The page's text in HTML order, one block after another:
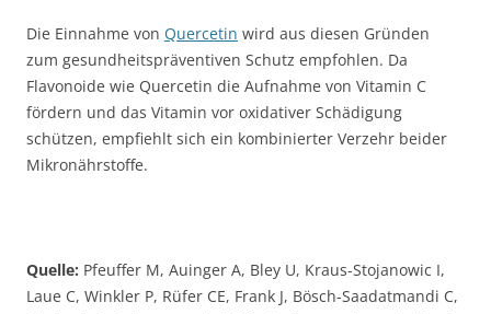
Die Einnahme von Quercetin wird aus diesen Gründen
zum gesundheitspräventiven Schutz empfohlen. Da
Flavonoide wie Quercetin die Aufnahme von Vitamin C
fördern und das Vitamin vor oxidativer Schädigung
schützen, empfiehlt sich ein kombinierter Verzehr beider
Mikronährstoffe.
Quelle: Pfeuffer M, Auinger A, Bley U, Kraus-Stojanowic I,
Laue C, Winkler P, Rüfer CE, Frank J, Bösch-Saadatmandi C,